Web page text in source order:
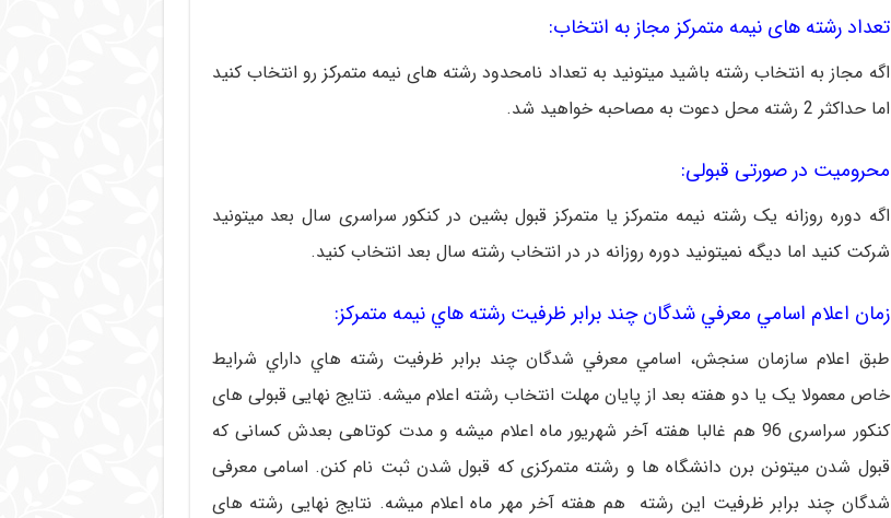
تعداد رشته های نیمه متمرکز مجاز به انتخاب:
اگه مجاز به انتخاب رشته باشید میتونید به تعداد نامحدود رشته های نیمه متمرکز رو انتخاب کنید
اما حداکثر 2 رشته محل دعوت به مصاحبه خواهید شد.
محرومیت در صورتی قبولی:
اگه دوره روزانه یک رشته نیمه متمرکز یا متمرکز قبول بشین در کنکور سراسری سال بعد میتونید
شرکت کنید اما دیگه نمیتونید دوره روزانه در در انتخاب رشته سال بعد انتخاب کنید.
زمان اعلام اسامي معرفي شدگان چند برابر ظرفيت رشته هاي نيمه متمركز:
طبق اعلام سازمان سنجش، اسامي معرفي شدگان چند برابر ظرفيت رشته هاي داراي شرايط
خاص معمولا یک یا دو هفته بعد از پایان مهلت انتخاب رشته اعلام میشه. نتایج نهایی قبولی های
کنکور سراسری 96 هم غالبا هفته آخر شهریور ماه اعلام میشه و مدت کوتاهی بعدش کسانی که
قبول شدن میتونن برن دانشگاه ها و رشته متمرکزی که قبول شدن ثبت نام کنن. اسامی معرفی
شدگان چند برابر ظرفیت این رشته هم هفته آخر مهر ماه اعلام میشه. نتایج نهایی رشته های